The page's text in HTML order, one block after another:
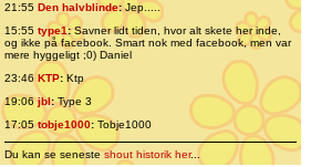
21:55 Den halvblinde:Jep.....
15:55 type1:Savner lidt tiden, hvor alt skete her inde,
og ikke på facebook. Smart nok med facebook, men var
mere hyggeligt ;0) Daniel
23:46 KTP:Ktp
19:06jbl:Type 3
17:05tobje1000: Tobje1000
Du kan se senesteshout historik her...